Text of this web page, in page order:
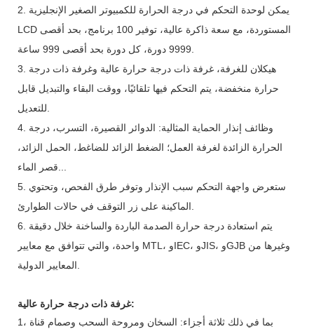
2. يمكن لوحدة التحكم في درجة الحرارة للكمبيوتر الصغير الإنجليزية
LCD المستوردة، مع سعة ذاكرة عالية، توفير 100 برنامج، بحد أقصى
9999 دورة، كل دورة بحد أقصى 999 ساعة.
3. هيكلان للغرفة، غرفة ذات درجة حرارة عالية وغرفة ذات درجة
حرارة منخفضة، يتم التحكم فيها تلقائيًا، ووقت البقاء والتبديل قابل
للتعديل.
4. وظائف إنذار الحماية المثالية: الدوائر القصيرة، التسرب، درجة
الحرارة الزائدة لغرفة العمل؛ الضغط الزائد للضاغط، الحمل الزائد،
قصر الماء...
5. ستعرض واجهة التحكم سبب الإنذار وتوفر طرق الفحص، وتحتوي
الماكينة على زر التوقف في حالات الطوارئ.
6. يتم استعادة درجة حرارة الصدمة الباردة والساخنة خلال دقيقة
واحدة، والتي تتوافق مع معايير MTL، وIEC، وJIS، وGJB وغيرها من
المعايير الدولية.
غرفة ذات درجة حرارة عالية:
1، بما في ذلك ثلاثة أجزاء: السخان ومروحة السحب وصمام قناة